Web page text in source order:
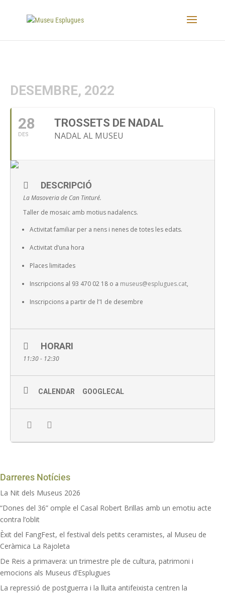
DESEMBRE, 2022
28
DES
TROSSETS DE NADAL
NADAL AL MUSEU
DESCRIPCIÓ
La Masoveria de Can Tinturé.
Taller de mosaic amb motius nadalencs.
Activitat familiar per a nens i nenes de totes les edats.
Activitat d’una hora
Places limitades
Inscripcions al 93 470 02 18 o a museus@esplugues.cat,
Inscripcions a partir de l’1 de desembre
HORARI
11:30 - 12:30
CALENDAR GOOGLECAL
Darreres Notícies
La Nit dels Museus 2026
“Dones del 36” omple el Casal Robert Brillas amb un emotiu acte
contra l’oblit
Èxit del FangFest, el festival dels petits ceramistes, al Museu de
Ceràmica La Rajoleta
De Reis a primavera: un trimestre ple de cultura, patrimoni i
emocions als Museus d’Esplugues
La repressió de postguerra i la lluita antifeixista centren la